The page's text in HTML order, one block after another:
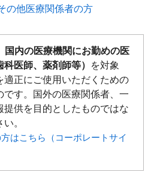
の他医療関係者の方​
国内の医療機関にお勤めの医
医師、薬剤師等）
を対象
適正にご使用いただくための
です。国外の医療関係者、一
提供を目的としたものではな
。
はこちら（コーポレートサイ